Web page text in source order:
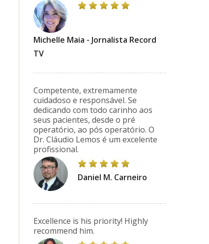
Michelle Maia - Jornalista Record
TV
Competente, extremamente
cuidadoso e responsável. Se
dedicando com todo carinho aos
seus pacientes, desde o pré
operatório, ao pós operatório. O
Dr. Cláudio Lemos é um excelente
profissional.
Daniel M. Carneiro
Excellence is his priority! Highly
recommend him.